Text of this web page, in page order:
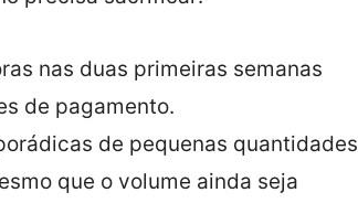
nas duas primeiras semanas
de pagamento.
de pequenas quantidades
que o volume ainda seja